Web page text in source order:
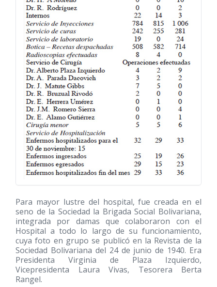
Para mayor lustre del hospital, fue creada en el
seno de la Sociedad la Brigada Social Bolivariana,
integrada por damas que colaboraron con el
Hospital a todo lo largo de su funcionamiento,
cuya foto en grupo se publicó en la Revista de la
Sociedad Bolivariana del 24 de junio de 1940. Era
Presidenta Virginia de Plaza Izquierdo,
Vicepresidenta Laura Vivas, Tesorera Berta
Rangel.